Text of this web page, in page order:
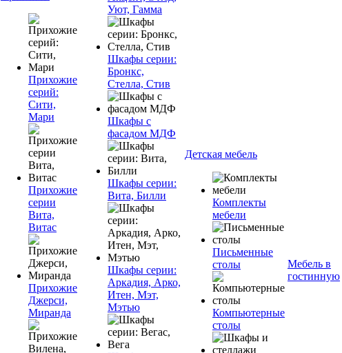
Прихожие
серий:
Сити,
Мари
Прихожие
серии
Вита,
Витас
Прихожие
Джерси,
Миранда
Уют, Гамма
Шкафы серии:
Бронкс,
Стелла, Стив
Шкафы с
фасадом МДФ
Шкафы серии:
Вита, Билли
Шкафы серии:
Аркадия, Арко,
Итен, Мэт,
Мэтью
Детская мебель
Комплекты
мебели
Письменные
столы
Компьютерные
столы
Мебель в
гостинную